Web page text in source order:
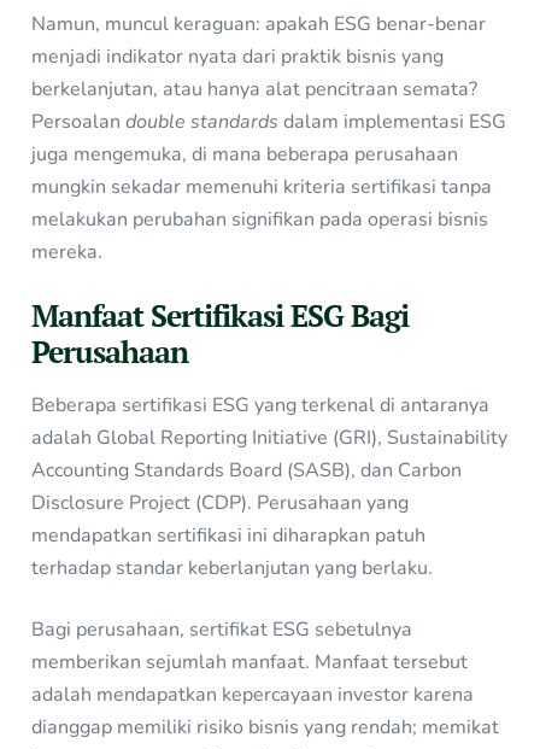
Namun, muncul keraguan: apakah ESG benar-benar
menjadi indikator nyata dari praktik bisnis yang
berkelanjutan, atau hanya alat pencitraan semata?
Persoalandouble standards dalam implementasi ESG
juga mengemuka, di mana beberapa perusahaan
mungkin sekadar memenuhi kriteria sertifikasi tanpa
melakukan perubahan signifikan pada operasi bisnis
mereka.
Manfaat Sertifikasi ESG Bagi
Perusahaan
Beberapa sertifikasi ESG yang terkenal di antaranya
adalah Global Reporting Initiative (GRI), Sustainability
Accounting Standards Board (SASB), dan Carbon
Disclosure Project (CDP). Perusahaan yang
mendapatkan sertifikasi ini diharapkan patuh
terhadap standar keberlanjutan yang berlaku.
Bagi perusahaan, sertifikat ESG sebetulnya
memberikan sejumlah manfaat. Manfaat tersebut
adalah mendapatkan kepercayaan investor karena
dianggap memiliki risiko bisnis yang rendah; memikat